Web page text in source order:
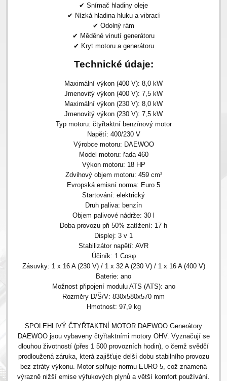
✔ Snímač hladiny oleje
✔ Nízká hladina hluku a vibrací
✔ Odolný rám
✔ Měděné vinutí generátoru
✔ Kryt motoru a generátoru
Technické údaje:
Maximální výkon (400 V): 8,0 kW
Jmenovitý výkon (400 V): 7,5 kW
Maximální výkon (230 V): 8,0 kW
Jmenovitý výkon (230 V): 7,5 kW
Typ motoru: čtyřtaktní benzínový motor
Napětí: 400/230 V
Výrobce motoru: DAEWOO
Model motoru: řada 460
Výkon motoru: 18 HP
Zdvihový objem motoru: 459 cm³
Evropská emisní norma: Euro 5
Startování: elektrický
Druh paliva: benzín
Objem palivové nádrže: 30 l
Doba provozu při 50% zatížení: 17 h
Displej: 3 v 1
Stabilizátor napětí: AVR
Účiník: 1 Cosφ
Zásuvky: 1 x 16 A (230 V) / 1 x 32 A (230 V) / 1 x 16 A (400 V)
Baterie: ano
Možnost připojení modulu ATS (ATS): ano
Rozměry D/Š/V: 830x580x570 mm
Hmotnost: 97,9 kg
SPOLEHLIVÝ ČTYŘTAKTNÍ MOTOR DAEWOO Generátory
DAEWOO jsou vybaveny čtyřtaktními motory OHV. Vyznačují se
dlouhou životností (přes 1 500 provozních hodin), o čemž svědčí
prodloužená záruka, která zajišťuje delší dobu stabilního provozu
bez ztráty výkonu. Motor splňuje normu EURO 5, což znamená
výrazně nižší emise výfukových plynů a větší komfort používání.